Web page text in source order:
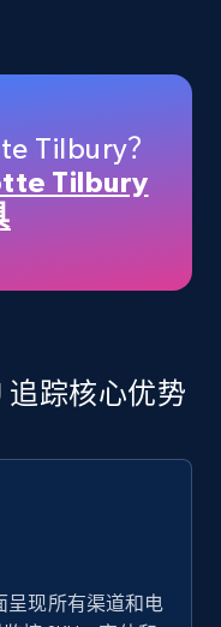
Initial
count, and
count, and
Tilbury？
Tilbury
踪核心优势
呈现所有渠道和电